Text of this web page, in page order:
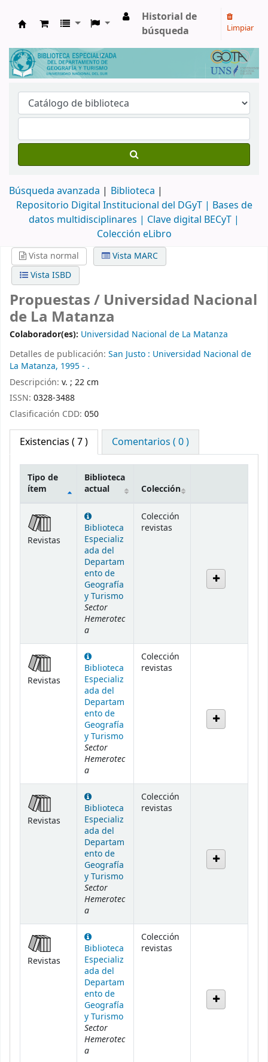
Biblioteca de Geografía y Turismo
Historial de
búsqueda
Limpiar
Búsqueda avanzada
Biblioteca
Repositorio Digital Institucional del DGyT | Bases de
datos multidisciplinares | Clave digital BECyT |
Colección eLibro
Vista normal
Vista MARC
Vista ISBD
Propuestas / Universidad Nacional
de La Matanza
Colaborador(es): Universidad Nacional de La Matanza
Detalles de publicación: San Justo : Universidad Nacional de
La Matanza, 1995 - .
Descripción: v. ; 22 cm
ISSN: 0328-3488
Clasificación CDD: 050
Existencias ( 7 ) Comentarios ( 0 )
Tipo de
ítem
Biblioteca
actual
Colección
Revistas
Biblioteca
Especializ
ada del
Departam
ento de
Geografía
y Turismo
Sector
Hemerotec
a
Colección
revistas
Revistas
Biblioteca
Especializ
ada del
Departam
ento de
Geografía
y Turismo
Sector
Hemerotec
a
Colección
revistas
Revistas
Biblioteca
Especializ
ada del
Departam
ento de
Geografía
y Turismo
Sector
Hemerotec
a
Colección
revistas
Revistas
Biblioteca
Especializ
ada del
Departam
ento de
Geografía
y Turismo
Sector
Hemerotec
a
Colección
revistas